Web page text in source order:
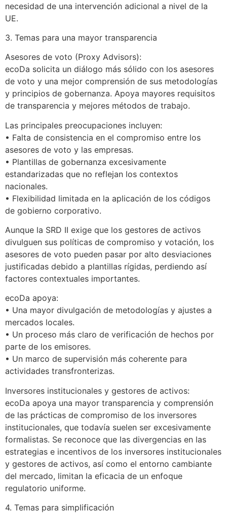
necesidad de una intervención adicional a nivel de la
UE.
3. Temas para una mayor transparencia
Asesores de voto (Proxy Advisors):
ecoDa solicita un diálogo más sólido con los asesores
de voto y una mejor comprensión de sus metodologías
y principios de gobernanza. Apoya mayores requisitos
de transparencia y mejores métodos de trabajo.
Las principales preocupaciones incluyen:
• Falta de consistencia en el compromiso entre los
asesores de voto y las empresas.
• Plantillas de gobernanza excesivamente
estandarizadas que no reflejan los contextos
nacionales.
• Flexibilidad limitada en la aplicación de los códigos
de gobierno corporativo.
Aunque la SRD II exige que los gestores de activos
divulguen sus políticas de compromiso y votación, los
asesores de voto pueden pasar por alto desviaciones
justificadas debido a plantillas rígidas, perdiendo así
factores contextuales importantes.
ecoDa apoya:
• Una mayor divulgación de metodologías y ajustes a
mercados locales.
• Un proceso más claro de verificación de hechos por
parte de los emisores.
• Un marco de supervisión más coherente para
actividades transfronterizas.
Inversores institucionales y gestores de activos:
ecoDa apoya una mayor transparencia y comprensión
de las prácticas de compromiso de los inversores
institucionales, que todavía suelen ser excesivamente
formalistas. Se reconoce que las divergencias en las
estrategias e incentivos de los inversores institucionales
y gestores de activos, así como el entorno cambiante
del mercado, limitan la eficacia de un enfoque
regulatorio uniforme.
4. Temas para simplificación